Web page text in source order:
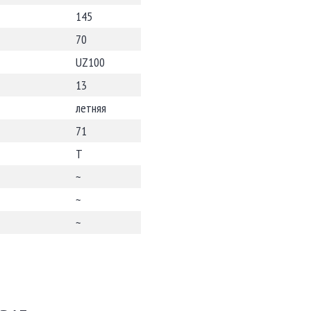
145
70
UZ100
13
летняя
71
T
~
~
~